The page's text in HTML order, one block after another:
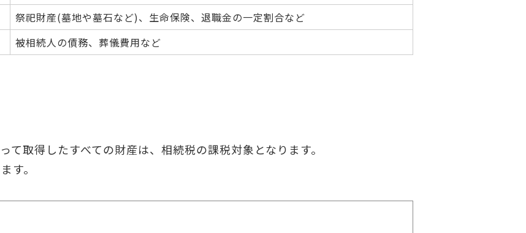
祭祀財産(墓地や墓石など)、生命保険、退職金の一定割合など
被相続人の債務、葬儀費用など
て取得したすべての財産は、相続税の課税対象となります。
す。